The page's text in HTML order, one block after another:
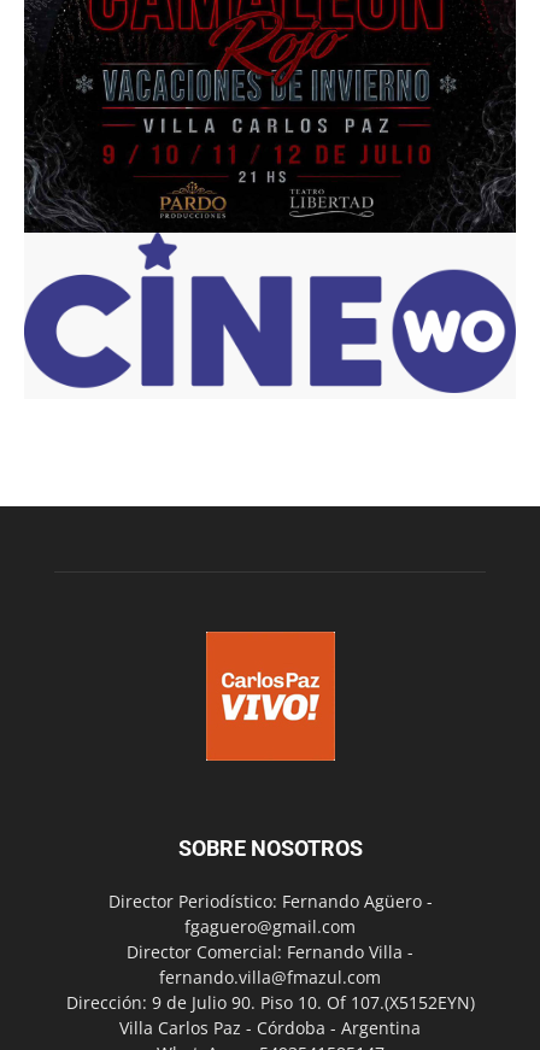
SOBRE NOSOTROS
Director Periodístico: Fernando Agüero -
fgaguero@gmail.com
Director Comercial: Fernando Villa -
fernando.villa@fmazul.com
Dirección: 9 de Julio 90. Piso 10. Of 107.(X5152EYN)
Villa Carlos Paz - Córdoba - Argentina